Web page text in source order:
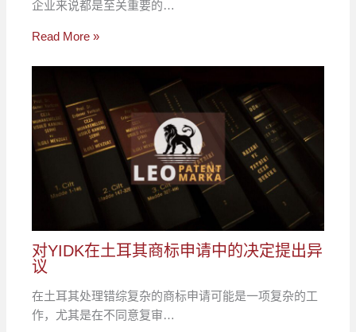
企业来说都是至关重要的…
Read More »
对YIDK在土耳其商标申请中的决定提出异
议
在土耳其处理错综复杂的商标申请可能是一项复杂的工
作，尤其是在不同意复审…